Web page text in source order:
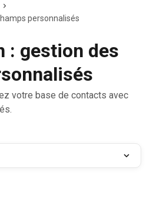
personnalisés
: gestion des
votre base de contacts avec